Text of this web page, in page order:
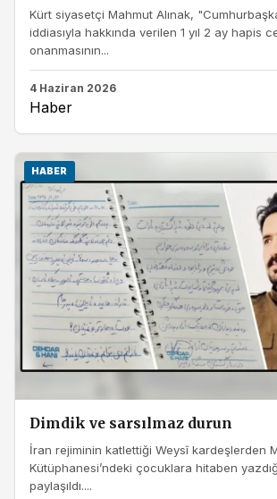
Kürt siyasetçi Mahmut Alınak,
iddiasıyla hakkında verilen 1 yıl 2 ay hapis
onanmasının...
4 Haziran 2026
Haber
HABER
Dimdik ve sarsılmaz durun
İran rejiminin katlettiği Weysî kardeşlerden
Kütüphanesi’ndeki çocuklara hitaben
paylaşıldı....